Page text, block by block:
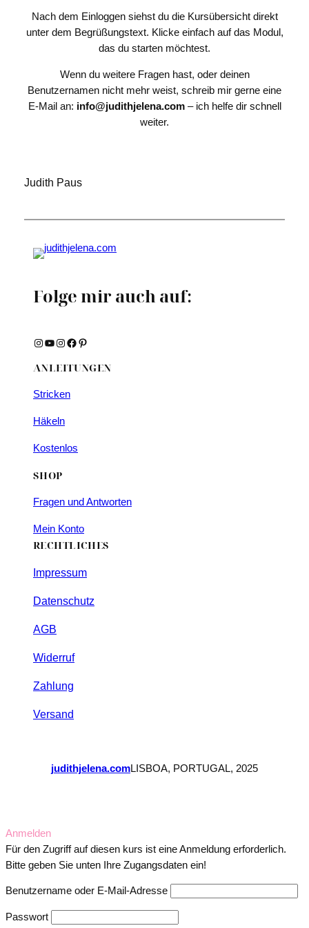
Nach dem Einloggen siehst du die Kursübersicht direkt
unter dem Begrüßungstext. Klicke einfach auf das Modul,
das du starten möchtest.
Wenn du weitere Fragen hast, oder deinen
Benutzernamen nicht mehr weist, schreib mir gerne eine
E-Mail an: info@judithjelena.com– ich helfe dir schnell
weiter.
Judith Paus
Folge mir auch auf:
Instagram YouTube Instagram Facebook Pinterest
ANLEITUNGEN
Stricken
Häkeln
Kostenlos
SHOP
Fragen und Antworten
Mein Konto
RECHTLICHES
Impressum
Datenschutz
AGB
Widerruf
Zahlung
Versand
judithjelena.comLISBOA, PORTUGAL, 2025
Anmelden
Für den Zugriff auf diesen kurs ist eine Anmeldung erforderlich.
Bitte geben Sie unten Ihre Zugangsdaten ein!
Benutzername oder E-Mail-Adresse
Passwort